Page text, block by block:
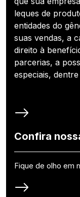
leques de
entidades do
suas vendas, a
direito à
parcerias, a
especiais,
Confira
Fique de olho em